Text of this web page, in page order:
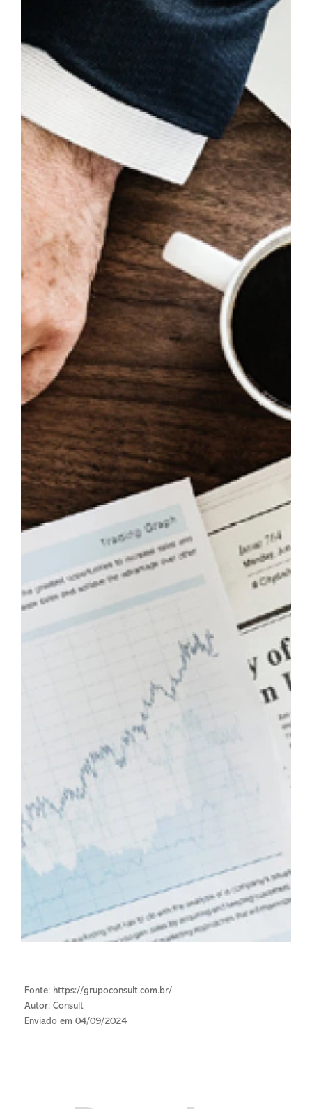
Fonte: https://grupoconsult.com.br/
Autor: Consult
Enviado em 04/09/2024